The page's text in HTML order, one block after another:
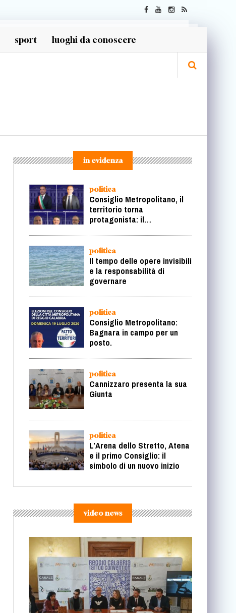
sport luoghi da conoscere
in evidenza
politica
Consiglio Metropolitano, il
territorio torna
protagonista: il
geografia della
rappresentanza
politica
Il tempo delle opere invisibili
e la responsabilità di
governare
politica
Consiglio Metropolitano:
Bagnara in campo per un
posto.
politica
Cannizzaro presenta la sua
Giunta
politica
L’Arena dello Stretto, Atena
e il primo Consiglio: il
simbolo di un nuovo inizio
video news